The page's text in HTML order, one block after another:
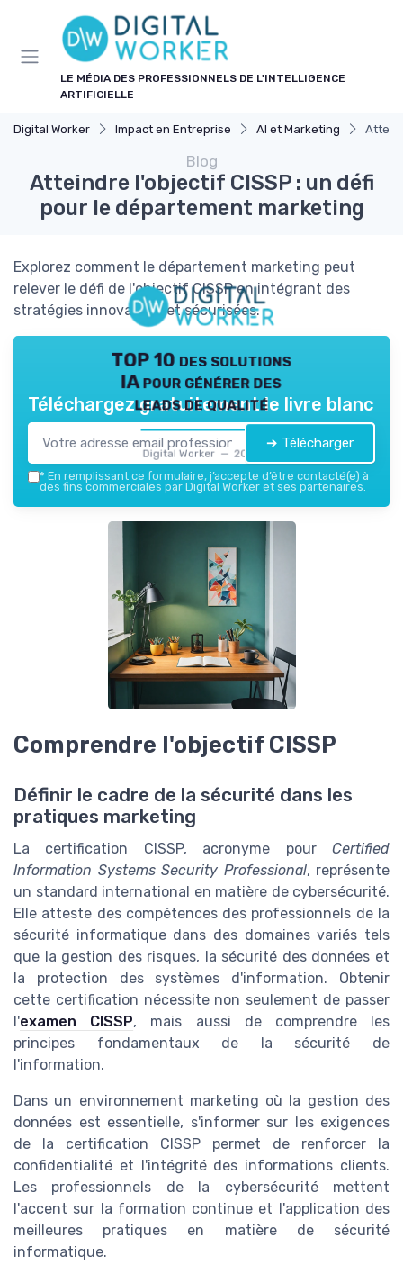
LE MÉDIA DES PROFESSIONNELS DE L'INTELLIGENCE
ARTIFICIELLE
Digital Worker Impact en Entreprise AI et Marketing
Blog
Atteindre l'objectif CISSP : un défi
pour le département marketing
Explorez comment le département marketing peut
relever le défi de l'objectif CISSP en intégrant des
stratégies innovantes et sécurisées.
TOP 10 des solutions
IA pour générer des
leads de qualité
Digital Worker — 2026
Téléchargez gratuitement le livre blanc
➔ Télécharger
* En remplissant ce formulaire, j’accepte d’être contacté(e) à
des fins commerciales par Digital Worker et ses partenaires.
Comprendre l'objectif CISSP
Définir le cadre de la sécurité dans les
pratiques marketing
La certification CISSP, acronyme pour Certified
Information Systems Security Professional, représente
un standard international en matière de cybersécurité.
Elle atteste des compétences des professionnels de la
sécurité informatique dans des domaines variés tels
que la gestion des risques, la sécurité des données et
la protection des systèmes d'information. Obtenir
cette certification nécessite non seulement de passer
l'examen CISSP, mais aussi de comprendre les
principes fondamentaux de la sécurité de
l'information.
Dans un environnement marketing où la gestion des
données est essentielle, s'informer sur les exigences
de la certification CISSP permet de renforcer la
confidentialité et l'intégrité des informations clients.
Les professionnels de la cybersécurité mettent
l'accent sur la formation continue et l'application des
meilleures pratiques en matière de sécurité
informatique.